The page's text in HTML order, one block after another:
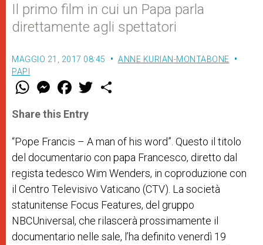
Il primo film in cui un Papa parla
direttamente agli spettatori
MAGGIO 21, 2017 08:45
ANNE KURIAN-MONTABONE
PAPI
W
t
s
p
p
M
e
s
e
g
e
r
F
a
e
b
o
k
w
r
Share this Entry
“Pope Francis – A man of his word”. Questo il titolo
del documentario con papa Francesco, diretto dal
regista tedesco Wim Wenders, in coproduzione con
il Centro Televisivo Vaticano (CTV). La società
statunitense Focus Features, del gruppo
NBCUniversal, che rilascerà prossimamente il
documentario nelle sale, l’ha definito venerdì 19